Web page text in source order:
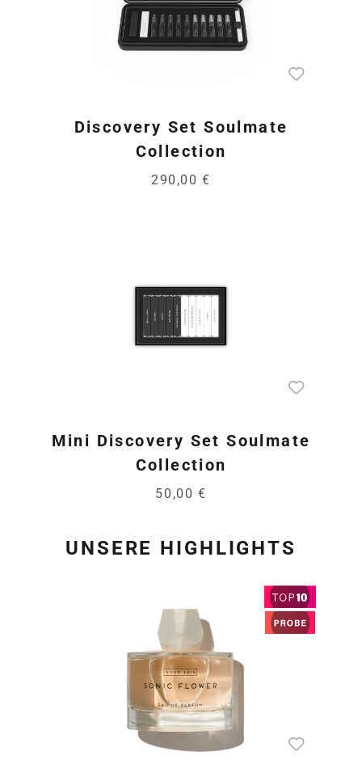
Discovery Set Soulmate
Collection
290,00 €
Mini Discovery Set Soulmate
Collection
50,00 €
UNSERE HIGHLIGHTS